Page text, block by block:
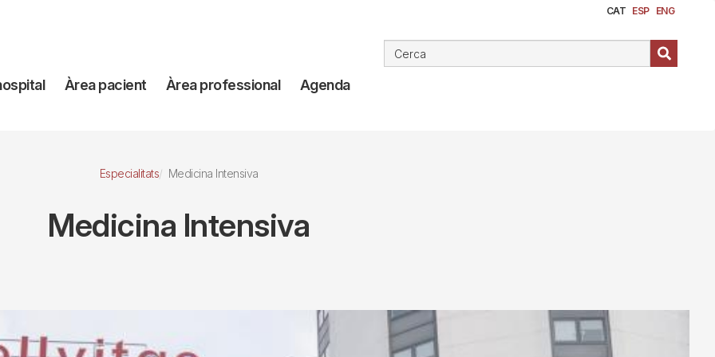
CAT ESP ENG
Àrea pacient Àrea professional Agenda
Especialitats Medicina Intensiva
Medicina Intensiva